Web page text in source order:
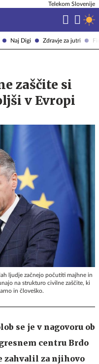
Naj Digi Zdravje za jutri
Telekom Slovenije
zaščite si
v Evropi
ljudje začnejo počutiti majhne in
na strukturo civilne zaščite, ki
in človeško.
se je v nagovoru ob
centru Brdo
zahvalil za njihovo